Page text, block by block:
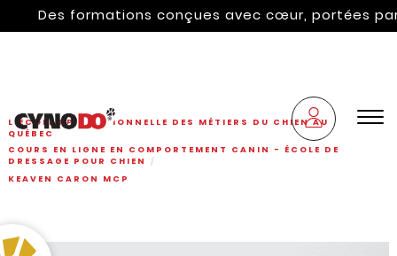
Des formations conçues avec cœur, portées par
L'ÉCOLE PROFESSIONNELLE DES MÉTIERS DU CHIEN AU
QUÉBEC
COURS EN LIGNE EN COMPORTEMENT CANIN - ÉCOLE DE
DRESSAGE POUR CHIEN
KEAVEN CARON MCP